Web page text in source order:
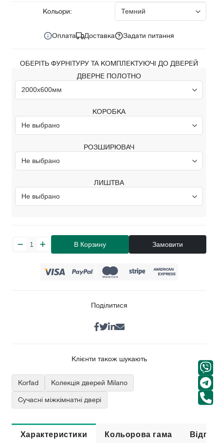
Кольори:
Оплата Доставка Задати питання
ОБЕРІТЬ ФУРНІТУРУ ТА КОМПЛЕКТУЮЧІ ДО ДВЕРЕЙ
ДВЕРНЕ ПОЛОТНО
КОРОБКА
РОЗШИРЮВАЧ
ЛИШТВА
В Корзину Замовити
Поділитися
Клієнти також шукають
Korfad Колекція дверей Milano
Сучасні міжкімнатні двері
Характеристики Кольорова гама